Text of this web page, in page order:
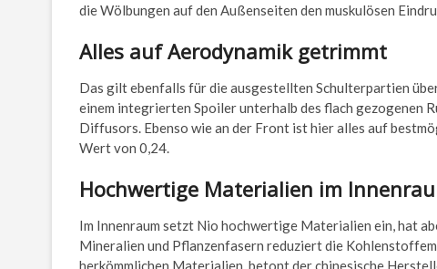
die Wölbungen auf den Außenseiten den muskulösen
Alles auf Aerodynamik getrimmt
Das gilt ebenfalls für die ausgestellten Schulterpartien
einem integrierten Spoiler unterhalb des flach gezogenen
Diffusors. Ebenso wie an der Front ist hier alles auf
Wert von 0,24.
Hochwertige Materialien im
Im Innenraum setzt Nio hochwertige Materialien ein, hat
Mineralien und Pflanzenfasern reduziert die
herkömmlichen Materialien, betont der chinesische